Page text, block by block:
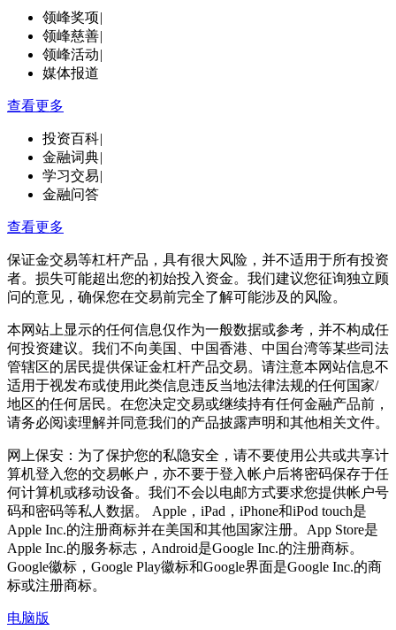
领峰奖项|
领峰慈善|
领峰活动|
媒体报道
查看更多
投资百科|
金融词典|
学习交易|
金融问答
查看更多
保证金交易等杠杆产品，具有很大风险，并不适用于所有投资
者。损失可能超出您的初始投入资金。我们建议您征询独立顾
问的意见，确保您在交易前完全了解可能涉及的风险。
本网站上显示的任何信息仅作为一般数据或参考，并不构成任
何投资建议。我们不向美国、中国香港、中国台湾等某些司法
管辖区的居民提供保证金杠杆产品交易。请注意本网站信息不
适用于视发布或使用此类信息违反当地法律法规的任何国家/
地区的任何居民。在您决定交易或继续持有任何金融产品前，
请务必阅读理解并同意我们的产品披露声明和其他相关文件。
网上保安：为了保护您的私隐安全，请不要使用公共或共享计
算机登入您的交易帐户，亦不要于登入帐户后将密码保存于任
何计算机或移动设备。我们不会以电邮方式要求您提供帐户号
码和密码等私人数据。 Apple，iPad，iPhone和iPod touch是
Apple Inc.的注册商标并在美国和其他国家注册。App Store是
Apple Inc.的服务标志，Android是Google Inc.的注册商标。
Google徽标，Google Play徽标和Google界面是Google Inc.的商
标或注册商标。
电脑版